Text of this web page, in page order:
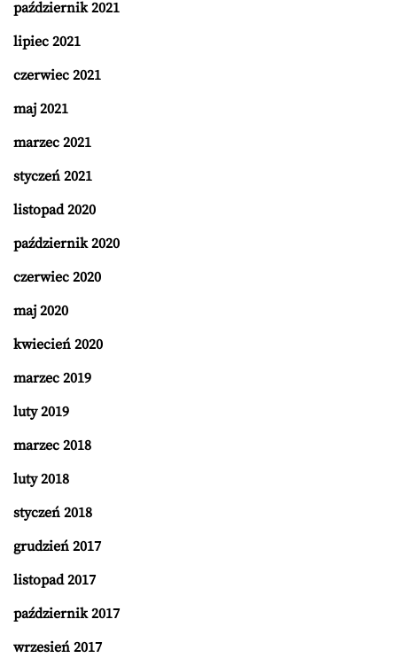
październik 2021
lipiec 2021
czerwiec 2021
maj 2021
marzec 2021
styczeń 2021
listopad 2020
październik 2020
czerwiec 2020
maj 2020
kwiecień 2020
marzec 2019
luty 2019
marzec 2018
luty 2018
styczeń 2018
grudzień 2017
listopad 2017
październik 2017
wrzesień 2017